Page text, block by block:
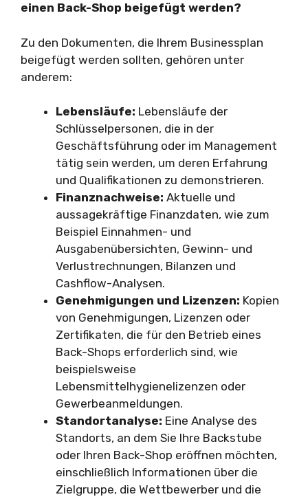
einen Back-Shop beigefügt werden?
Zu den Dokumenten, die Ihrem Businessplan
beigefügt werden sollten, gehören unter
anderem:
Lebensläufe: Lebensläufe der
Schlüsselpersonen, die in der
Geschäftsführung oder im Management
tätig sein werden, um deren Erfahrung
und Qualifikationen zu demonstrieren.
Finanznachweise: Aktuelle und
aussagekräftige Finanzdaten, wie zum
Beispiel Einnahmen- und
Ausgabenübersichten, Gewinn- und
Verlustrechnungen, Bilanzen und
Cashflow-Analysen.
Genehmigungen und Lizenzen: Kopien
von Genehmigungen, Lizenzen oder
Zertifikaten, die für den Betrieb eines
Back-Shops erforderlich sind, wie
beispielsweise
Lebensmittelhygienelizenzen oder
Gewerbeanmeldungen.
Standortanalyse: Eine Analyse des
Standorts, an dem Sie Ihre Backstube
oder Ihren Back-Shop eröffnen möchten,
einschließlich Informationen über die
Zielgruppe, die Wettbewerber und die